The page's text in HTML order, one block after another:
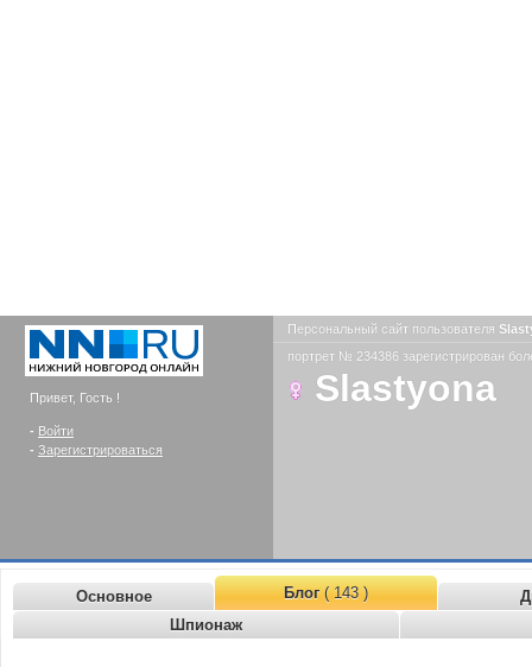
Привет, Гость !
- Войти
- Зарегистрироваться
Персональный сайт пользователя
портрет № 234386 зарегистрирован
Slastyona
Основное Блог( 143 )
Шпионаж